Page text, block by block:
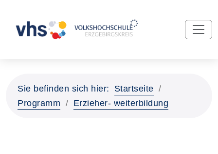
Sie befinden sich hier:
Startseite
Programm
Erzieher- weiterbildung